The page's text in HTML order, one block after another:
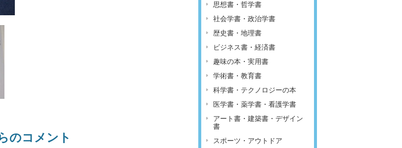
のコメント
思想書・哲学書
社会学書・政治学書
歴史書・地理書
ビジネス書・経済書
趣味の本・実用書
学術書・教育書
科学書・テクノロジーの本
医学書・薬学書・看護学書
アート書・建築書・デザイン
書
スポーツ・アウトドア